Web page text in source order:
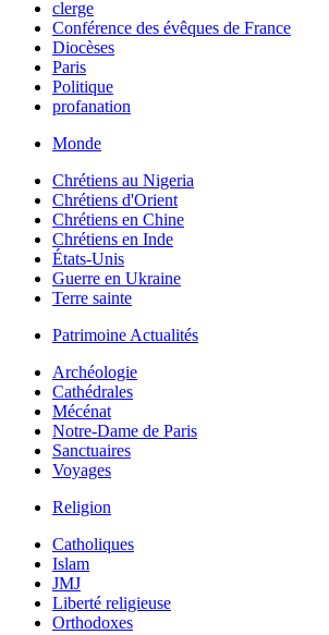
clerge
Conférence des évêques de France
Diocèses
Paris
Politique
profanation
Monde
Chrétiens au Nigeria
Chrétiens d'Orient
Chrétiens en Chine
Chrétiens en Inde
États-Unis
Guerre en Ukraine
Terre sainte
Patrimoine Actualités
Archéologie
Cathédrales
Mécénat
Notre-Dame de Paris
Sanctuaires
Voyages
Religion
Catholiques
Islam
JMJ
Liberté religieuse
Orthodoxes